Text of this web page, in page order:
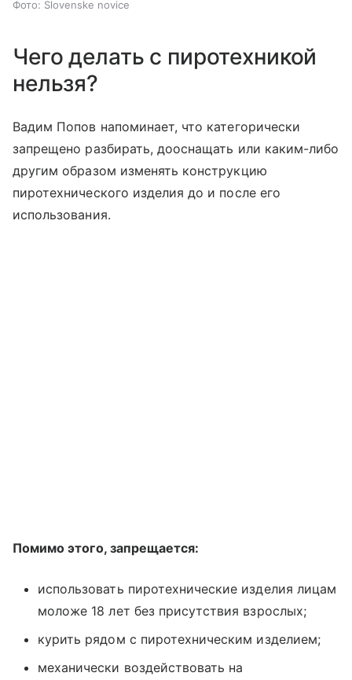
Фото: Slovenske novice
Чего делать с пиротехникой
нельзя?
Вадим Попов напоминает, что категорически
запрещено разбирать, дооснащать или каким-либо
другим образом изменять конструкцию
пиротехнического изделия до и после его
использования.
Помимо этого, запрещается:
использовать пиротехнические изделия лицам
моложе 18 лет без присутствия взрослых;
курить рядом с пиротехническим изделием;
механически воздействовать на